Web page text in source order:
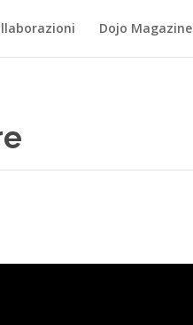
Dojo Magazine